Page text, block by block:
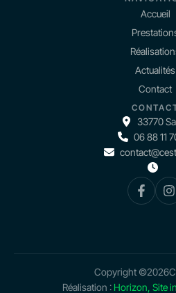
Accueil
Actualités
Contact
33770
06 88 11
Copyright ©2026
Réalisation : Horizon, Site